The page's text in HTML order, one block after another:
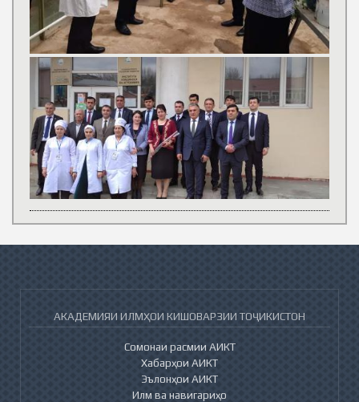
АКАДЕМИЯИ ИЛМҲОИ КИШОВАРЗИИ ТОҶИКИСТОН
Сомонаи расмии АИКТ
Хабарҳои АИКТ
Эълонҳои АИКТ
Илм ва навигариҳо